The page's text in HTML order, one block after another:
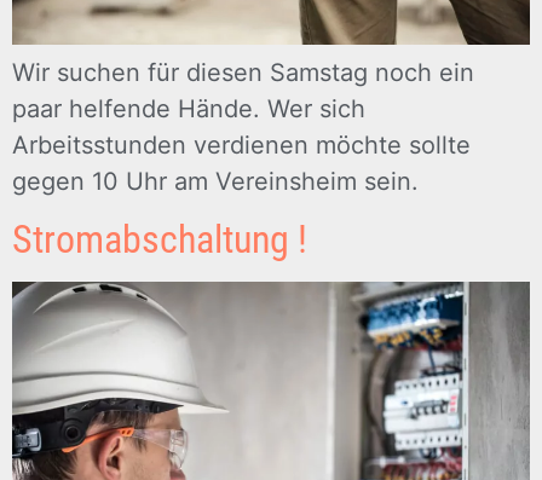
Wir suchen für diesen Samstag noch ein
paar helfende Hände. Wer sich
Arbeitsstunden verdienen möchte sollte
gegen 10 Uhr am Vereinsheim sein.
Stromabschaltung !